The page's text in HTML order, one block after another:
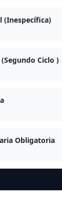
(Inespecífica)
Ciclo )
Obligatoria